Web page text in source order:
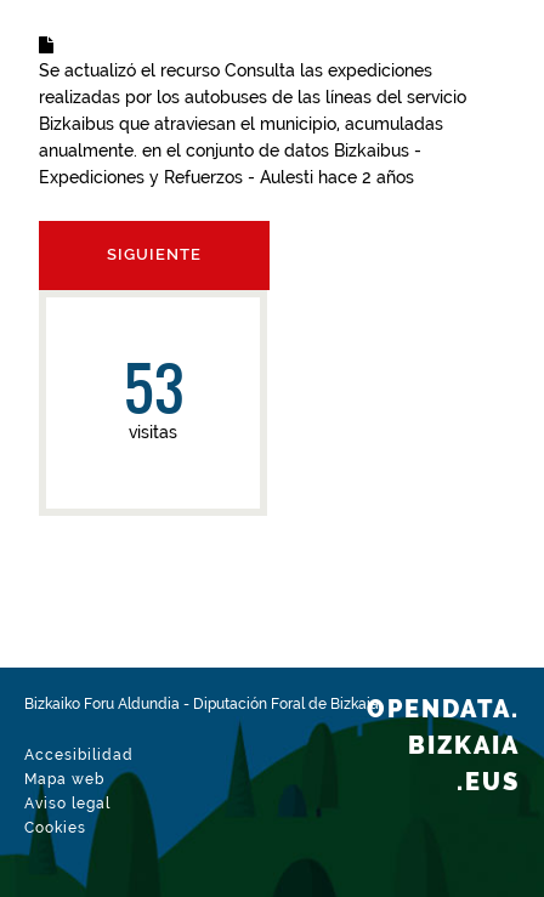
Se actualizó el recurso Consulta las expediciones
realizadas por los autobuses de las líneas del servicio
Bizkaibus que atraviesan el municipio, acumuladas
anualmente. en el conjunto de datos Bizkaibus -
Expediciones y Refuerzos - Aulesti hace 2 años
SIGUIENTE
53
visitas
Bizkaiko Foru Aldundia - Diputación Foral de Bizkaia
Accesibilidad
Mapa web
Aviso legal
Cookies
OPENDATA.
BIZKAIA
.EUS